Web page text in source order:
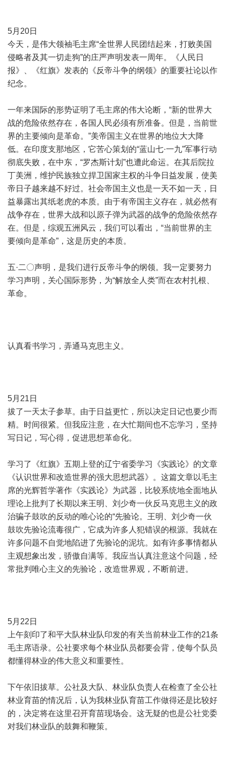
5月20日
今天，是伟大领袖毛主席“全世界人民团结起来，打败美国
侵略者及其一切走狗”的庄严声明发表一周年。《人民日
报》、《红旗》发表的《反帝斗争的纲领》的重要社论以作
纪念。
一年来国际的形势证明了毛主席的伟大论断，“新的世界大
战的危险依然存在，各国人民必须有所准备。但是，当前世
界的主要倾向是革命。”美帝国主义在世界的地位大大降
低。在印度支那地区，它苦心策划的“蓝山七·一九”军事行动
彻底失败，在中东，“罗杰斯计划”也遭此命运。在其后院拉
丁美洲，维护民族独立捍卫国家主权的斗争日益发展，使美
帝日子越来越不好过。社会帝国主义也是一天不如一天，日
益暴露出其纸老虎的本质。由于有帝国主义存在，就必然有
战争存在，世界大战和以原子弹为武器的战争的危险依然存
在。但是，综观五洲风云，我们可以看出，“当前世界的主
要倾向是革命”，这是历史的本质。
五·二〇声明，是我们进行反帝斗争的纲领。我一定要努力
学习声明，关心国际形势，为“解放全人类”而在农村扎根、
革命。
认真看书学习，弄通马克思主义。
5月21日
拔了一天太子参草。由于日益更忙，所以决定日记也要少而
精。时间很紧。但我应注意，在大忙期间也不忘学习，坚持
写日记，写心得，促进思想革命化。
学习了《红旗》五期上登的辽宁省委学习《实践论》的文章
《认识世界和改造世界的强大思想武器》。这篇文章以毛主
席的光辉哲学著作《实践论》为武器，比较系统地全面地从
理论上批判了长期以来王明、刘少奇一伙反马克思主义的政
治骗子鼓吹的反动的唯心论的“先验论。王明、刘少奇一伙
鼓吹先验论流毒很广，它成为许多人犯错误的根源。我就在
许多问题不自觉地陷进了先验论的泥坑。如有许多事情都从
主观想象出发，骄傲自满等。我应当认真注意这个问题，经
常批判唯心主义的先验论，改造世界观，不断前进。
5月22日
上午刻印了和平大队林业队印发的有关当前林业工作的21条
毛主席语录。公社要求每个林业队员都要会背，使每个队员
都懂得林业的伟大意义和重要性。
下午依旧拔草。公社及大队、林业队负责人在检查了全公社
林业育苗的情况后，认为我林业队育苗工作做得还是比较好
的，决定将在这里召开育苗现场会。这无疑的也是公社党委
对我们林业队的鼓舞和鞭策。